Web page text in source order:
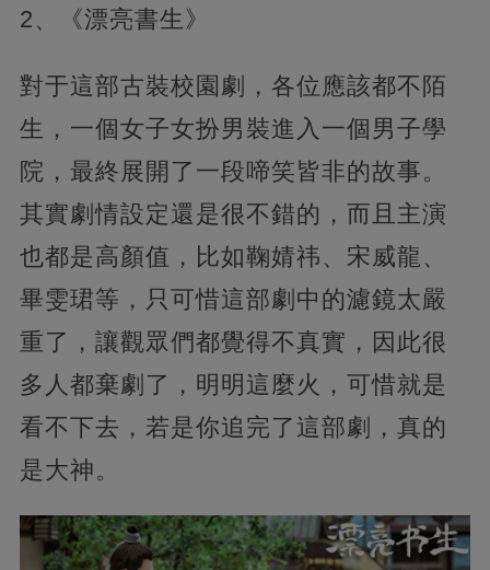
2、《漂亮書生》
對于這部古裝校園劇，各位應該都不陌
生，一個女子女扮男裝進入一個男子學
院，最終展開了一段啼笑皆非的故事。
其實劇情設定還是很不錯的，而且主演
也都是高顏值，比如鞠婧祎、宋威龍、
畢雯珺等，只可惜這部劇中的濾鏡太嚴
重了，讓觀眾們都覺得不真實，因此很
多人都棄劇了，明明這麼火，可惜就是
看不下去，若是你追完了這部劇，真的
是大神。